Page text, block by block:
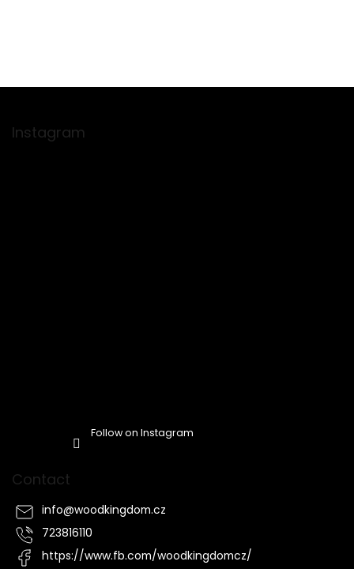
F
Instagram
Follow on Instagram
Contact
info@woodkingdom.cz
723816110
https://www.fb.com/woodkingdomcz/